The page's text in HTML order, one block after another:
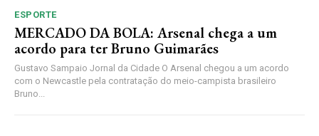
ESPORTE
MERCADO DA BOLA: Arsenal chega a um
acordo para ter Bruno Guimarães
Gustavo Sampaio Jornal da Cidade O Arsenal chegou a um acordo
com o Newcastle pela contratação do meio-campista brasileiro
Bruno...